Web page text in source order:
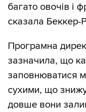
багато овочів і
сказала
Програмна
зазначила, що
заповнюватися
сухими, що
довше вони